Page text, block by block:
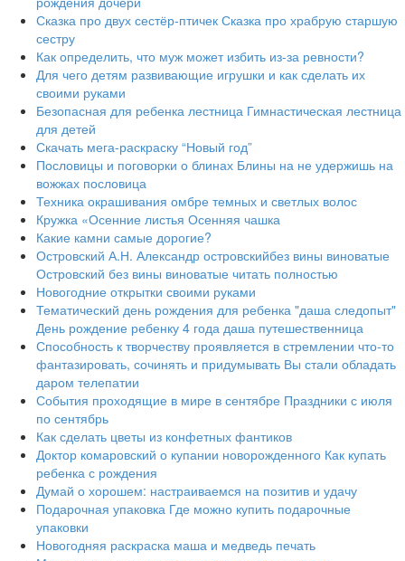
Сказка про двух сестёр-птичек Сказка про храбрую старшую
сестру
Как определить, что муж может избить из-за ревности?
Для чего детям развивающие игрушки и как сделать их
своими руками
Безопасная для ребенка лестница Гимнастическая лестница
для детей
Скачать мега-раскраску “Новый год”
Пословицы и поговорки о блинах Блины на не удержишь на
вожжах пословица
Техника окрашивания омбре темных и светлых волос
Кружка «Осенние листья Осенняя чашка
Какие камни самые дорогие?
Островский А.Н. Александр островскийбез вины виноватые
Островский без вины виноватые читать полностью
Новогодние открытки своими руками
Тематический день рождения для ребенка "даша следопыт"
День рождение ребенку 4 года даша путешественница
Способность к творчеству проявляется в стремлении что-то
фантазировать, сочинять и придумывать Вы стали обладать
даром телепатии
События проходящие в мире в сентябре Праздники с июля
по сентябрь
Как сделать цветы из конфетных фантиков
Доктор комаровский о купании новорожденного Как купать
ребенка с рождения
Думай о хорошем: настраиваемся на позитив и удачу
Подарочная упаковка Где можно купить подарочные
упаковки
Новогодняя раскраска маша и медведь печать